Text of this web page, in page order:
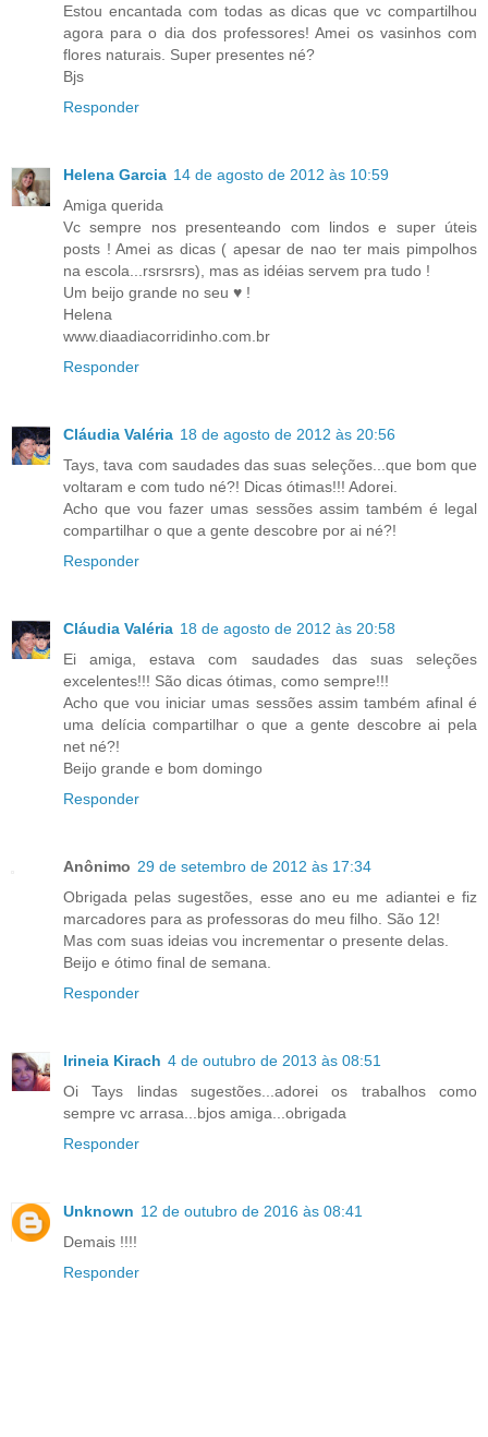
Estou encantada com todas as dicas que vc compartilhou
agora para o dia dos professores! Amei os vasinhos com
flores naturais. Super presentes né?
Bjs
Responder
Helena Garcia 14 de agosto de 2012 às 10:59
Amiga querida
Vc sempre nos presenteando com lindos e super úteis
posts ! Amei as dicas ( apesar de nao ter mais pimpolhos
na escola...rsrsrsrs), mas as idéias servem pra tudo !
Um beijo grande no seu ♥ !
Helena
www.diaadiacorridinho.com.br
Responder
Cláudia Valéria 18 de agosto de 2012 às 20:56
Tays, tava com saudades das suas seleções...que bom que
voltaram e com tudo né?! Dicas ótimas!!! Adorei.
Acho que vou fazer umas sessões assim também é legal
compartilhar o que a gente descobre por ai né?!
Responder
Cláudia Valéria 18 de agosto de 2012 às 20:58
Ei amiga, estava com saudades das suas seleções
excelentes!!! São dicas ótimas, como sempre!!!
Acho que vou iniciar umas sessões assim também afinal é
uma delícia compartilhar o que a gente descobre ai pela
net né?!
Beijo grande e bom domingo
Responder
Anônimo 29 de setembro de 2012 às 17:34
Obrigada pelas sugestões, esse ano eu me adiantei e fiz
marcadores para as professoras do meu filho. São 12!
Mas com suas ideias vou incrementar o presente delas.
Beijo e ótimo final de semana.
Responder
Irineia Kirach 4 de outubro de 2013 às 08:51
Oi Tays lindas sugestões...adorei os trabalhos como
sempre vc arrasa...bjos amiga...obrigada
Responder
Unknown 12 de outubro de 2016 às 08:41
Demais !!!!
Responder